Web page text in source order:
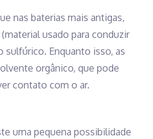
nas baterias mais antigas,
usado para conduzir
sulfúrico. Enquanto isso, as
orgânico, que pode
contato com o ar.
uma pequena possibilidade